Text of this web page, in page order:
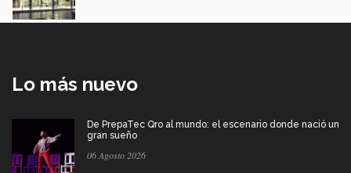
Lo más nuevo
De PrepaTec Qro al mundo: el escenario donde nació un
gran sueño
06 Agosto 2026